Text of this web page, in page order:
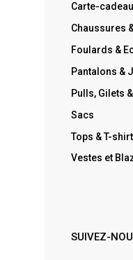
Carte-cadeau
Chaussures
Foulards &
Pantalons &
Pulls, Gilets
Sacs
Tops & T-
Vestes et
SUIVEZ-